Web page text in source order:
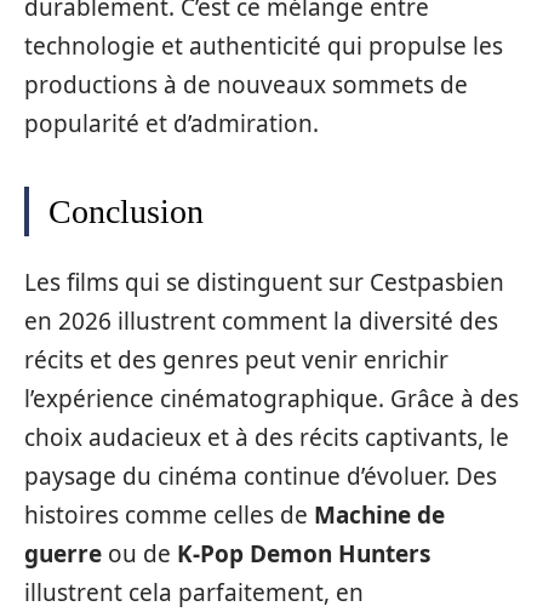
durablement. C’est ce mélange entre
technologie et authenticité qui propulse les
productions à de nouveaux sommets de
popularité et d’admiration.
Conclusion
Les films qui se distinguent sur Cestpasbien
en 2026 illustrent comment la diversité des
récits et des genres peut venir enrichir
l’expérience cinématographique. Grâce à des
choix audacieux et à des récits captivants, le
paysage du cinéma continue d’évoluer. Des
histoires comme celles de Machine de
guerre ou de K-Pop Demon Hunters
illustrent cela parfaitement, en